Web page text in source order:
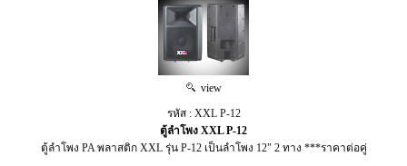
view
รหัส : XXL P-12
ตู้ลำโพง XXL P-12
ตู้ลำโพง PA พลาสติก XXL รุ่น P-12 เป็นลำโพง 12" 2 ทาง ***ราคาต่อคู่